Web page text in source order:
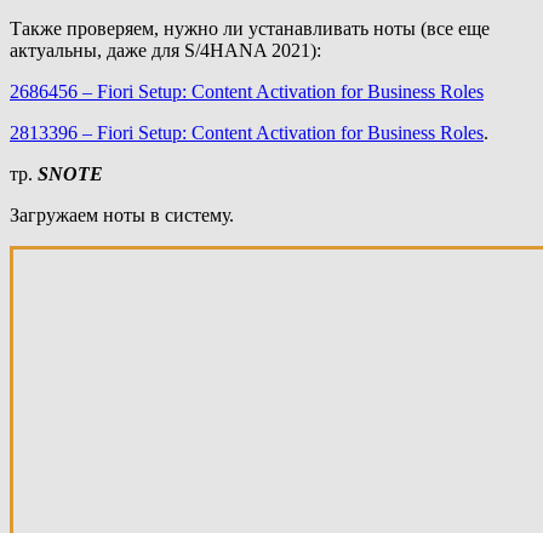
Также проверяем, нужно ли устанавливать ноты (все еще
актуальны, даже для S/4HANA 2021):
2686456 – Fiori Setup: Content Activation for Business Roles
2813396 – Fiori Setup: Content Activation for Business Roles.
тр. SNOTE
Загружаем ноты в систему.